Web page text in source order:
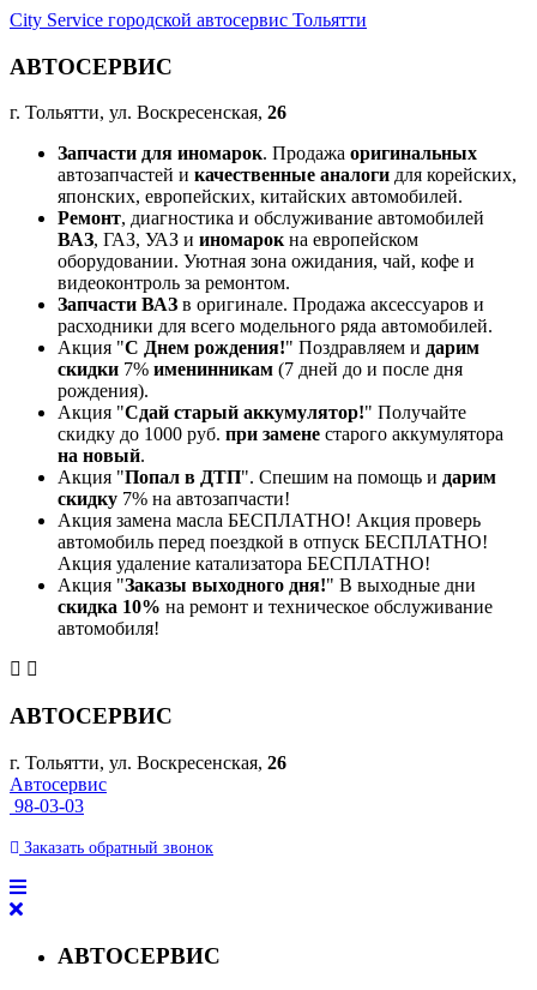
City Service городской автосервис Тольятти
АВТОСЕРВИС
г. Тольятти, ул. Воскресенская, 26
Запчасти для иномарок. Продажа оригинальных
автозапчастей и качественные аналоги для корейских,
японских, европейских, китайских автомобилей.
Ремонт, диагностика и обслуживание автомобилей
ВАЗ, ГАЗ, УАЗ и иномарокна европейском
оборудовании. Уютная зона ожидания, чай, кофе и
видеоконтроль за ремонтом.
Запчасти ВАЗ в оригинале. Продажа аксессуаров и
расходники для всего модельного ряда автомобилей.
Акция "С Днем рождения!" Поздравляем и дарим
скидки 7% именинникам (7 дней до и после дня
рождения).
Акция "Сдай старый аккумулятор!" Получайте
скидку до 1000 руб. при замене старого аккумулятора
на новый.
Акция "Попал в ДТП". Спешим на помощь и дарим
скидку 7% на автозапчасти!
Акция замена масла БЕСПЛАТНО! Акция проверь
автомобиль перед поездкой в отпуск БЕСПЛАТНО!
Акция удаление катализатора БЕСПЛАТНО!
Акция "Заказы выходного дня!" В выходные дни
скидка 10% на ремонт и техническое обслуживание
автомобиля!
АВТОСЕРВИС
г. Тольятти, ул. Воскресенская, 26
Автосервис
98-03-03
Заказать обратный звонок
АВТОСЕРВИС